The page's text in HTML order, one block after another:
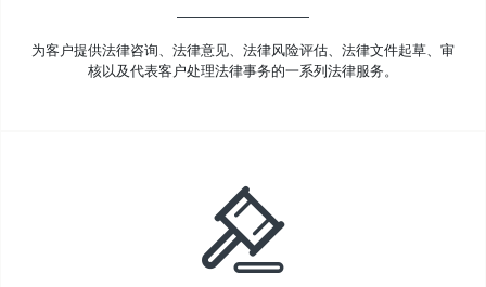
为客户提供法律咨询、法律意见、法律风险评估、法律文件起草、审
核以及代表客户处理法律事务的一系列法律服务。